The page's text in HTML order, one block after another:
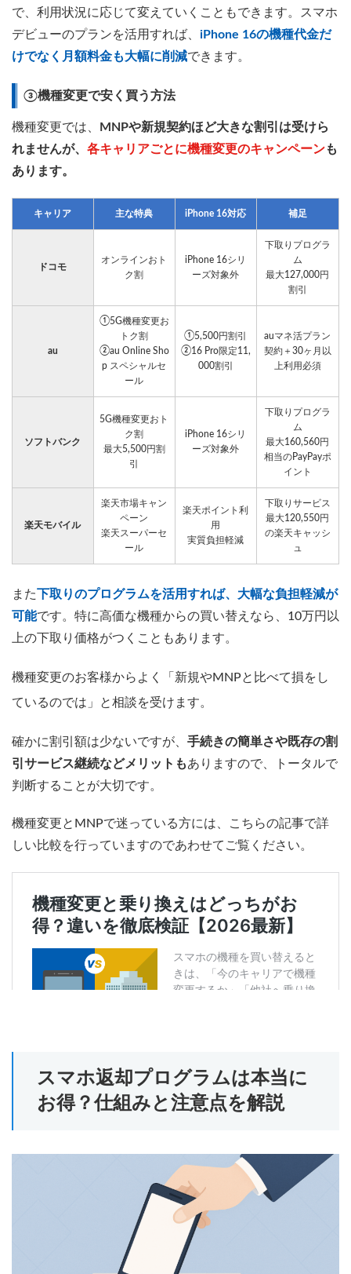
で、利用状況に応じて変えていくこともできます。スマホ
デビューのプランを活用すれば、 iPhone 16の機種代金だ
けでなく月額料金も大幅に削減できます。
③機種変更で安く買う方法
機種変更では、
MNPや新規契約ほど大きな割引は受けら
れませんが、 各キャリアごとに機種変更のキャンペーンも
あります。
キャリア 主な特典 iPhone 16対応 補足
ドコモ
オンラインおト
ク割
iPhone 16シリ
ーズ対象外
下取りプログラ
ム
最大127,000円
割引
au
①5G機種変更お
トク割
②au Online Sho
p スペシャルセ
ール
①5,500円割引
②16 Pro限定11,
000割引
auマネ活プラン
契約＋30ヶ月以
上利用必須
ソフトバンク
5G機種変更おト
ク割
最大5,500円割
引
iPhone 16シリ
ーズ対象外
下取りプログラ
ム
最大160,560円
相当のPayPayポ
イント
楽天モバイル
楽天市場キャン
ペーン
楽天スーパーセ
ール
楽天ポイント利
用
実質負担軽減
下取りサービス
最大120,550円
の楽天キャッシ
ュ
また
下取りのプログラムを活用すれば、大幅な負担軽減が
可能です。特に高価な機種からの買い替えなら、10万円以
上の下取り価格がつくこともあります。
機種変更のお客様からよく「新規やMNPと比べて損をし
ているのでは」と相談を受けます。
確かに割引額は少ないですが、 手続きの簡単さや既存の割
引サービス継続などメリットもありますので、トータルで
判断することが大切です。
機種変更とMNPで迷っている方には、こちらの記事で詳
しい比較を行っていますのであわせてご覧ください。
スマホ返却プログラムは本当に
お得？仕組みと注意点を解説